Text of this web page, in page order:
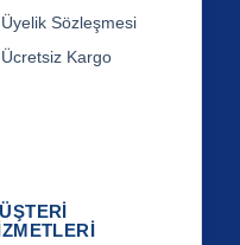
Üyelik Sözleşmesi
Ücretsiz Kargo